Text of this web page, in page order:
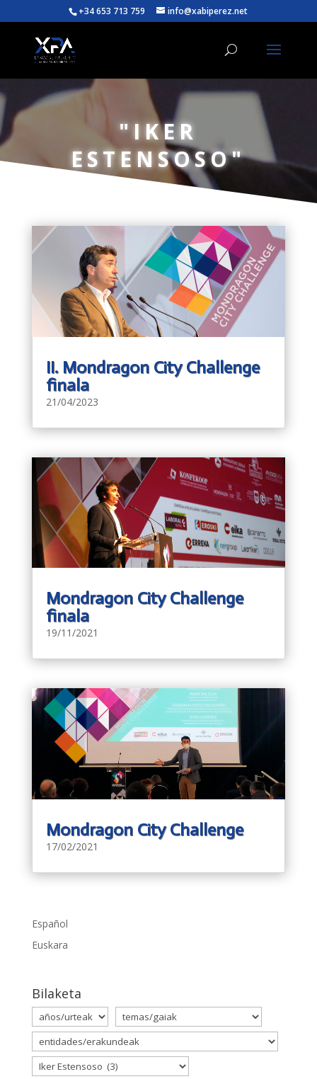
+34 653 713 759 info@xabiperez.net
"IKER
ESTENSOSO"
II. Mondragon City Challenge
finala
21/04/2023
Mondragon City Challenge
finala
19/11/2021
Mondragon City Challenge
17/02/2021
Español
Euskara
Bilaketa